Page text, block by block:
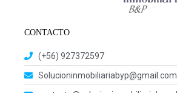
CONTACTO
(+56) 927372597
Solucioninmobiliariabyp@gmail.com